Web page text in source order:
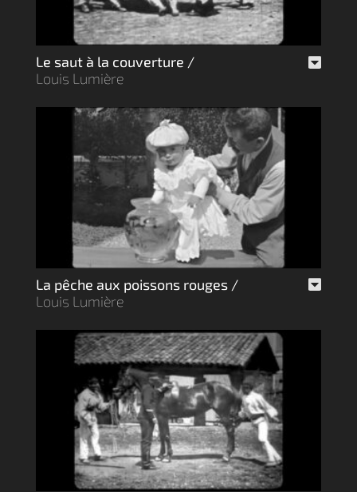
Le saut à la couverture /
Louis Lumière
La pêche aux poissons rouges /
Louis Lumière